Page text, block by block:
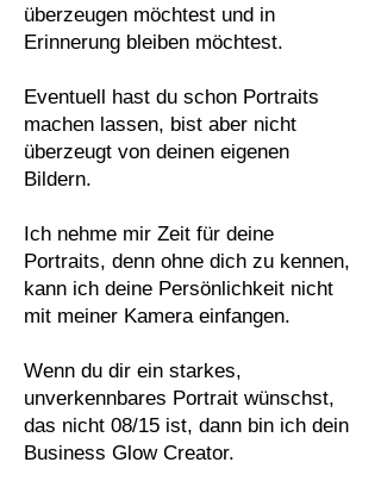
überzeugen möchtest und in
Erinnerung bleiben möchtest.
Eventuell hast du schon Portraits
machen lassen, bist aber nicht
überzeugt von deinen eigenen
Bildern.
Ich nehme mir Zeit für deine
Portraits, denn ohne dich zu kennen,
kann ich deine Persönlichkeit nicht
mit meiner Kamera einfangen.
Wenn du dir ein starkes,
unverkennbares Portrait wünschst,
das nicht 08/15 ist, dann bin ich dein
Business Glow Creator.